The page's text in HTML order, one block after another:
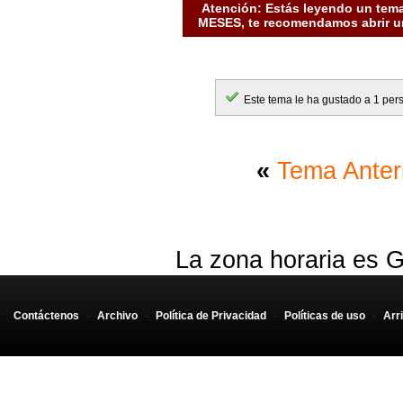
Atención: Estás leyendo un
MESES, te recomendamos abrir
Este tema le ha gustado a 1
« Tema
La zona horaria es
Contáctenos - Archivo - Política de Privacidad - Políticas de uso -